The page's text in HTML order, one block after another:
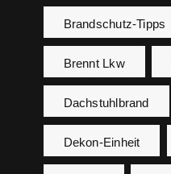
Brandschutz-Tipps
Brennt Lkw
Dachstuhlbrand
Dekon-Einheit